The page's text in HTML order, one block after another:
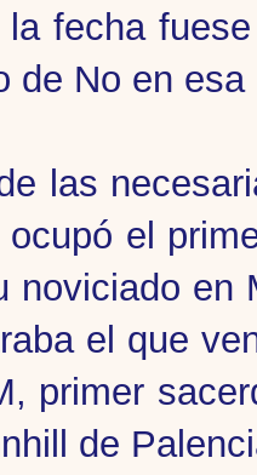
fecha
de No en
las
el
noviciado en
el que
primer
de